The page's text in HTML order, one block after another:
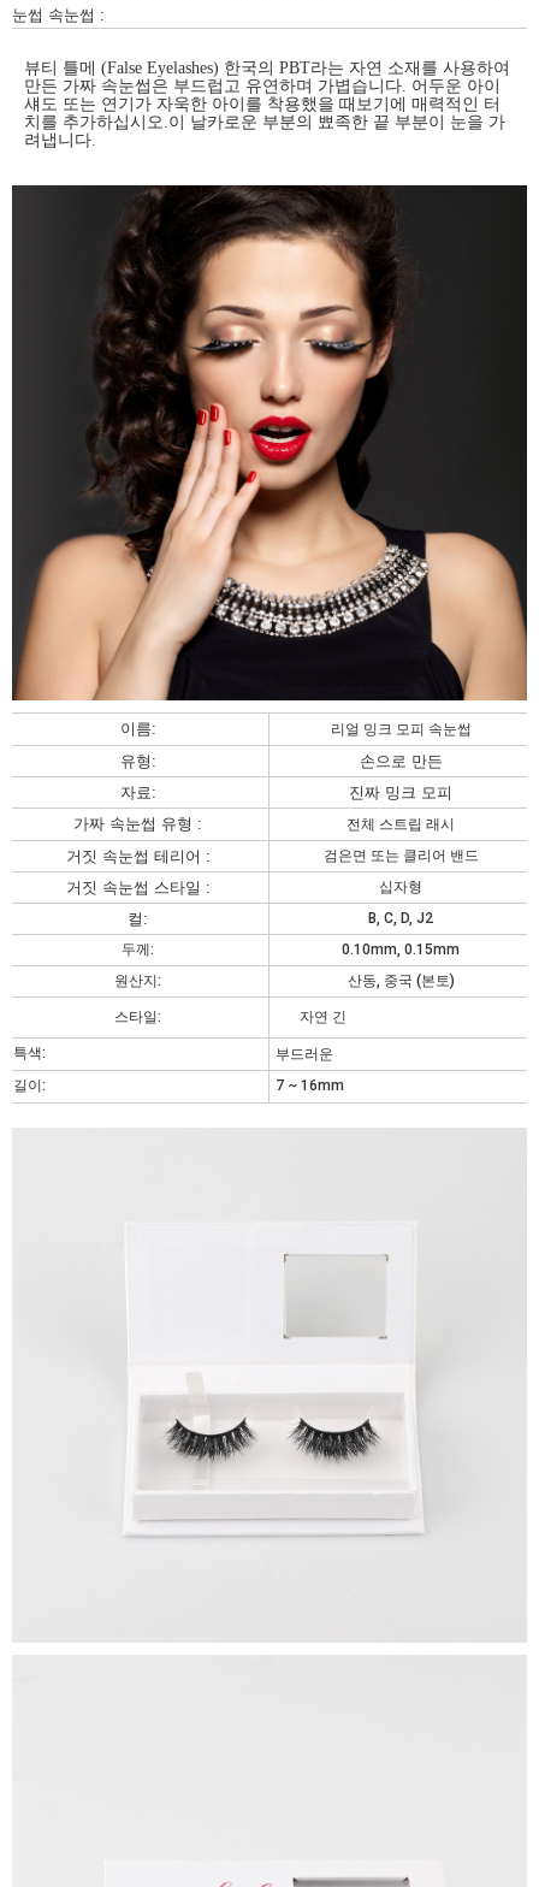
눈썹 속눈썹 :
뷰티 틀메 (False Eyelashes) 한국의 PBT라는 자연 소재를 사용하여
만든 가짜 속눈썹은 부드럽고 유연하며 가볍습니다. 어두운 아이
섀도 또는 연기가 자욱한 아이를 착용했을 때보기에 매력적인 터
치를 추가하십시오.이 날카로운 부분의 뾰족한 끝 부분이 눈을 가
려냅니다.
이름: 리얼 밍크 모피 속눈썹
유형:
손으로 만든
자료:
진짜 밍크 모피
가짜 속눈썹 유형 :
전체 스트립 래시
거짓 속눈썹 테리어 : 검은면 또는 클리어 밴드
거짓 속눈썹 스타일 : 십자형
컬:
B, C, D, J2
두께:
0.10mm, 0.15mm
원산지:
산동, 중국 (본토)
스타일: 자연 긴
특색:
부드러운
길이:
7 ~ 16mm